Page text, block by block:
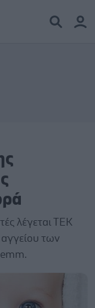
λέγεται ΤΕΚ
αγγείου των